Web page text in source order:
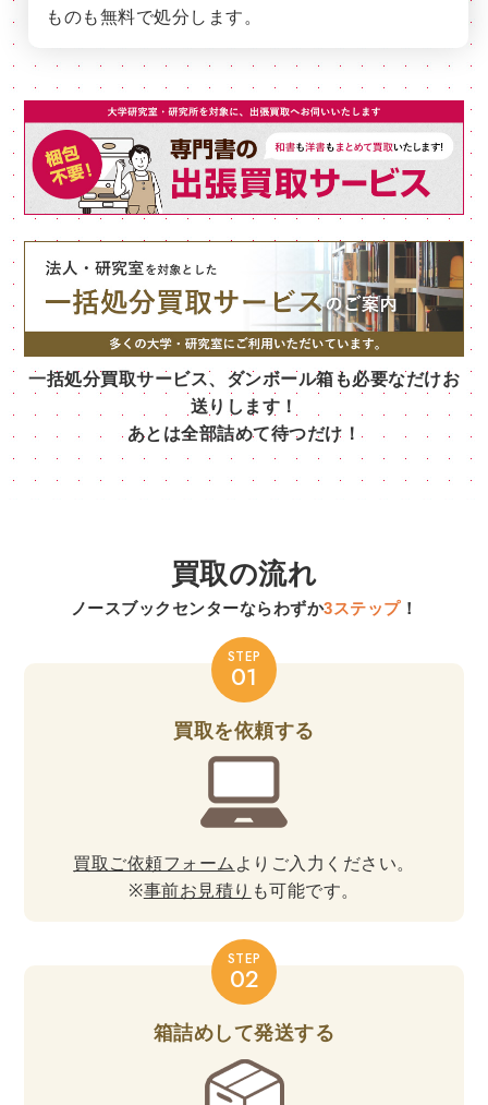
ものも無料で処分します。
一括処分買取サービス、ダンボール箱も必要なだけお
送りします！
あとは全部詰めて待つだけ！
買取の流れ
ノースブックセンターならわずか3ステップ！
STEP
01
買取を依頼する
買取ご依頼フォーム よりご入力ください。
※事前お見積り も可能です。
STEP
02
箱詰めして発送する